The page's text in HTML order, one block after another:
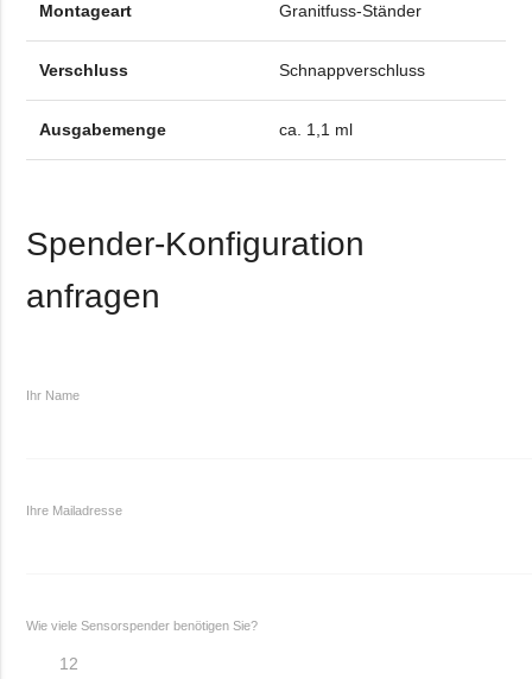
Montageart Granitfuss-Ständer
Verschluss Schnappverschluss
Ausgabemenge ca. 1,1 ml
Spender-Konfiguration
anfragen
Ihr Name
Ihre Mailadresse
Wie viele Sensorspender benötigen Sie?